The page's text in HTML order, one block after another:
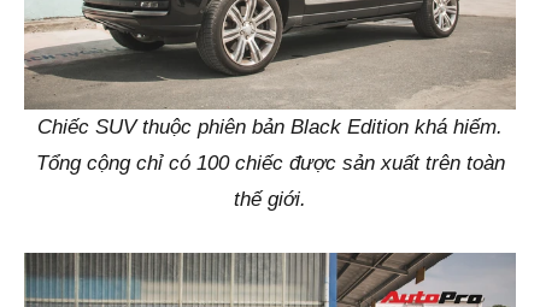
Chiếc SUV thuộc phiên bản Black Edition khá hiếm.
Tổng cộng chỉ có 100 chiếc được sản xuất trên toàn
thế giới.